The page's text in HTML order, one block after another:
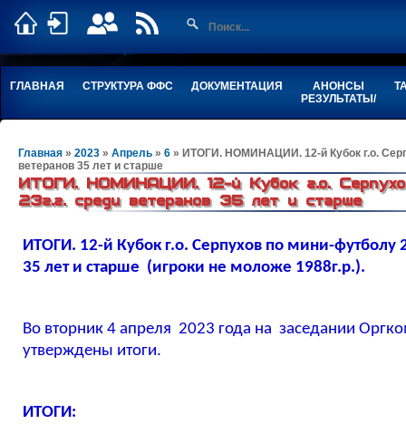
ГЛАВНАЯ СТРУКТУРА ФФС ДОКУМЕНТАЦИЯ
АНОНСЫ
РЕЗУЛЬТАТЫ/
Главная » 2023 » Апрель » 6 » ИТОГИ. НОМИНАЦИИ. 12-й Кубок г.о.
ветеранов 35 лет и старше
ИТОГИ. НОМИНАЦИИ. 12-й Кубок г.о.
23г.г. среди ветеранов 35 лет и старше
ИТОГИ. 12-й Кубок г.о. Серпухов по мини-футболу
35 лет и старше (игроки не моложе 1988г.р.).
Во вторник 4 апреля 2023 года на заседании
утверждены итоги.
ИТОГИ: